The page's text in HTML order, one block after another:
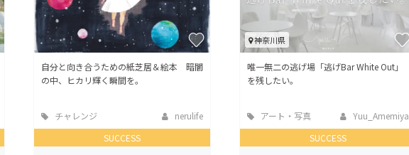
自分と向き合うための紙芝居＆絵本 暗闇
の中、ヒカリ輝く瞬間を。
チャレンジ
nerulife
SUCCESS
神奈川県
唯一無二の逃げ場「逃げBar White Out」
を残したい。
アート・写真
Yuu_Amemiya
SUCCESS